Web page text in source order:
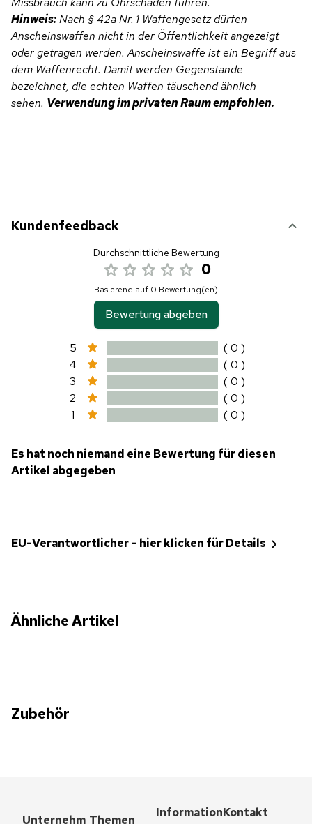
Hinweis:Nach § 42a Nr. 1 Waffengesetz dürfen
Anscheinswaffen nicht in der Öffentlichkeit angezeigt
oder getragen werden. Anscheinswaffe ist ein Begriff aus
dem Waffenrecht. Damit werden Gegenstände
bezeichnet, die echten Waffen täuschend ähnlich
sehen. Verwendung im privaten Raum empfohlen.
Kundenfeedback
Durchschnittliche Bewertung
0
Basierend auf 0 Bewertung(en)
Bewertung abgeben
5
( 0 )
4
( 0 )
3
( 0 )
2
( 0 )
1
( 0 )
Es hat noch niemand eine Bewertung für diesen
Artikel abgegeben
EU-Verantwortlicher – hier klicken für Details
Ähnliche Artikel
Zubehör
Unternehm Themen
InformationKontakt